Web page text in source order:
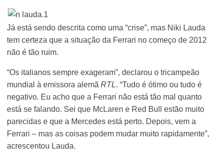
Já está sendo descrita como uma “crise”, mas Niki Lauda
tem certeza que a situação da Ferrari no começo de 2012
não é tão ruim.
“Os italianos sempre exageram”, declarou o tricampeão
mundial à emissora alemãRTL. “Tudo é ótimo ou tudo é
negativo. Eu acho que a Ferrari não está tão mal quanto
está se falando. Sei que McLaren e Red Bull estão muito
parecidas e que a Mercedes está perto. Depois, vem a
Ferrari – mas as coisas podem mudar muito rapidamente”,
acrescentou Lauda.